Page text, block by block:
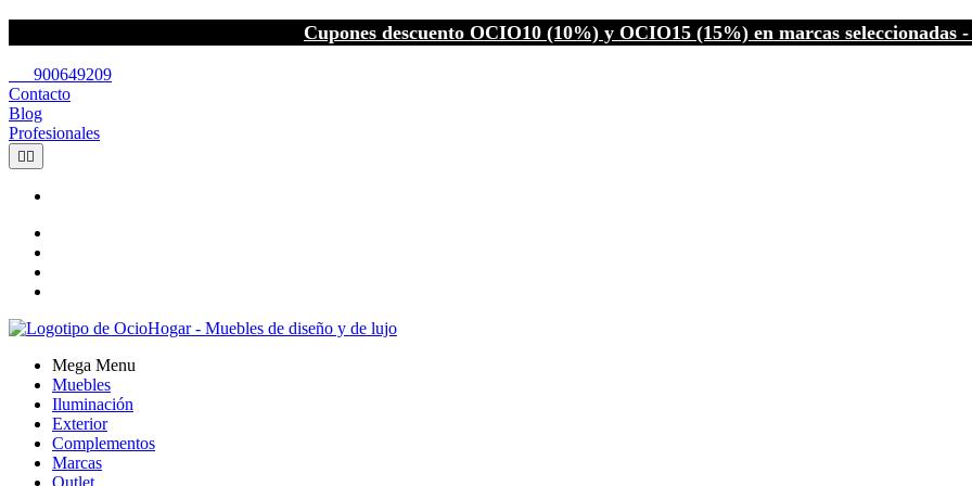
Cupones descuento OCIO10 (10%) y OCIO15 (15%) en marcas seleccionadas
900649209
Contacto
Blog
Profesionales
 
Mega Menu
Muebles
Iluminación
Exterior
Complementos
Marcas
Outlet